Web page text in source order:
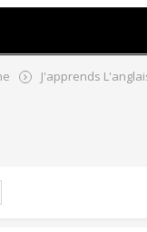
J'apprends